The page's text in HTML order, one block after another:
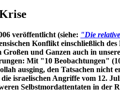
veröffentlicht (siehe: "Die
Konflikt einschließlich
und Ganzen auch in
Mit "10 Beobachtungen"
ausging, den Tatsachen nicht
israelischen Angriffe vom 12.
Selbstmordattentaten in der